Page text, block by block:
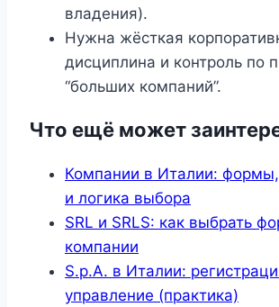
владения).
Нужна жёсткая
дисциплина и контроль по
“больших компаний”.
Что ещё может
Компании в Италии:
и логика выбора
SRL и SRLS: как выбрать
компании
S.p.A. в Италии:
управление (практика)